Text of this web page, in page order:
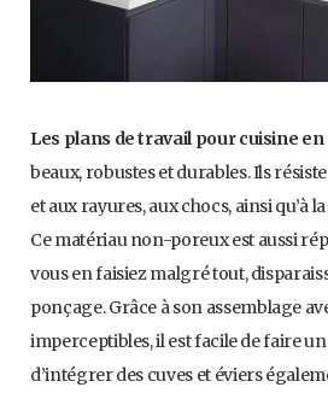
Les plans de travail pour cuisine
beaux, robustes et durables. Ils
et aux rayures, aux chocs, ainsi qu’à
Ce matériau non-poreux est aussi
vous en faisiez malgré tout,
ponçage. Grâce à son assemblage
imperceptibles, il est facile de faire
d’intégrer des cuves et éviers